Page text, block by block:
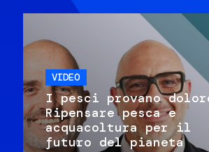
VIDEO
I pesci provano
Ripensare pesca e
acquacoltura per il
futuro del pianeta